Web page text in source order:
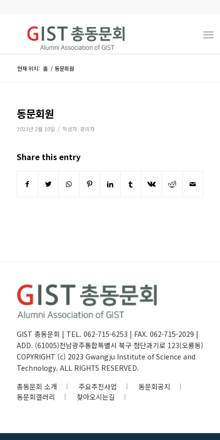
현재 위치: 홈 / 동문회원
동문회원
2023년 2월 10일 / 작성자: 관리자
Share this entry
GIST 총동문회 | TEL. 062-715-6253 | FAX. 062-715-2029 |
ADD. (61005)전남광주통합특별시 북구 첨단과기로 123(오룡동)
COPYRIGHT (c) 2023 Gwangju Institute of Science and
Technology. ALL RIGHTS RESERVED.
총동문회 소개
주요추진사업
동문회공지
동문회갤러리
찾아오시는길